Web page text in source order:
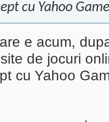
cu Yahoo
e acum,
de jocuri
cu Yahoo